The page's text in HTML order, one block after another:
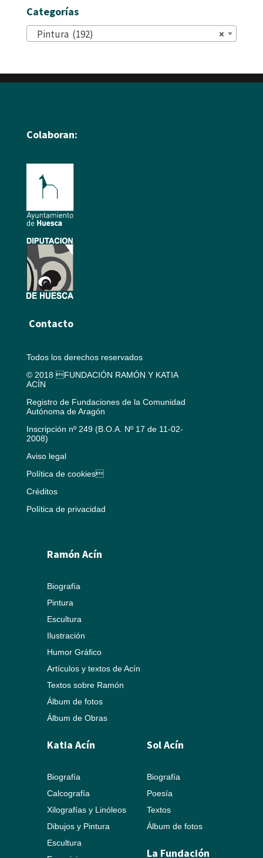
Categorías
×
Pintura (192)
Colaboran:
Contacto
Todos los derechos reservados
© 2018 FUNDACIÓN RAMÓN Y KATIA
ACÍN
Registro de Fundaciones de la Comunidad
Autónoma de Aragón
Inscripción nº 249 (B.O.A. Nº 17 de 11-02-
2008)
Aviso legal
Política de cookies
Créditos
Política de privacidad
Ramón Acín
Biografía
Pintura
Escultura
Ilustración
Humor Gráfico
Artículos y textos de Acín
Textos sobre Ramón
Álbum de fotos
Álbum de Obras
Katia Acín
Biografía
Calcografía
Xilografías y Linóleos
Dibujos y Pintura
Escultura
Sol Acín
Biografía
Poesía
Textos
Álbum de fotos
La Fundación